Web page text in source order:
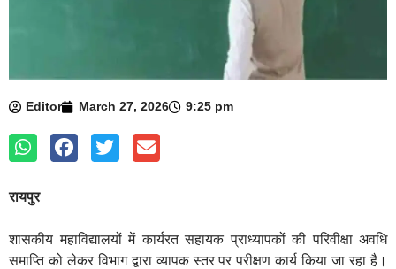
Editor March 27, 2026 9:25 pm
रायपुर
शासकीय महाविद्यालयों में कार्यरत सहायक प्राध्यापकों की परिवीक्षा अवधि
समाप्ति को लेकर विभाग द्वारा व्यापक स्तर पर परीक्षण कार्य किया जा रहा है।